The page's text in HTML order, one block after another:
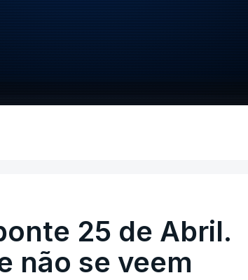
25 de Abril.
não se veem